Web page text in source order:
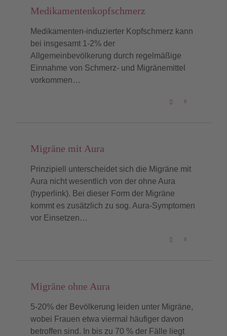
Medikamentenkopfschmerz
Medikamenten-induzierter Kopfschmerz kann
bei insgesamt 1-2% der
Allgemeinbevölkerung durch regelmäßige
Einnahme von Schmerz- und Migränemittel
vorkommen…

LOVE
IT
0
Migräne mit Aura
Prinzipiell unterscheidet sich die Migräne mit
Aura nicht wesentlich von der ohne Aura
(hyperlink). Bei dieser Form der Migräne
kommt es zusätzlich zu sog. Aura-Symptomen
vor Einsetzen…

LOVE
IT
0
Migräne ohne Aura
5-20% der Bevölkerung leiden unter Migräne,
wobei Frauen etwa viermal häufiger davon
betroffen sind. In bis zu 70 % der Fälle liegt